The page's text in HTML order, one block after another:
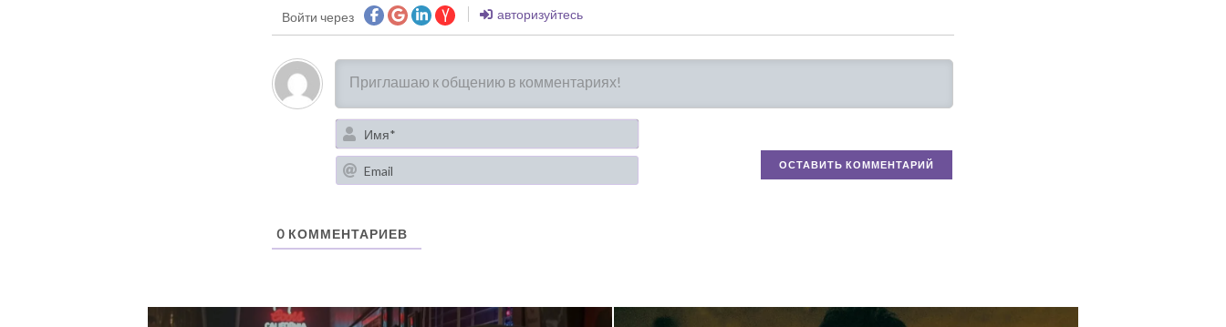
Войти через авторизуйтесь
0 КОММЕНТАРИЕВ